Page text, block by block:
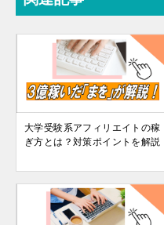
大学受験系アフィリエイトの稼
ぎ方とは？対策ポイントを解説